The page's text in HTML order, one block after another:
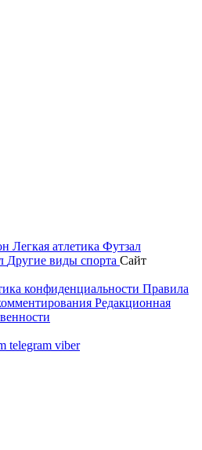
Легкая атлетика Футзал
Другие виды спорта Сайт
конфиденциальности Правила
Редакционная
telegram viber